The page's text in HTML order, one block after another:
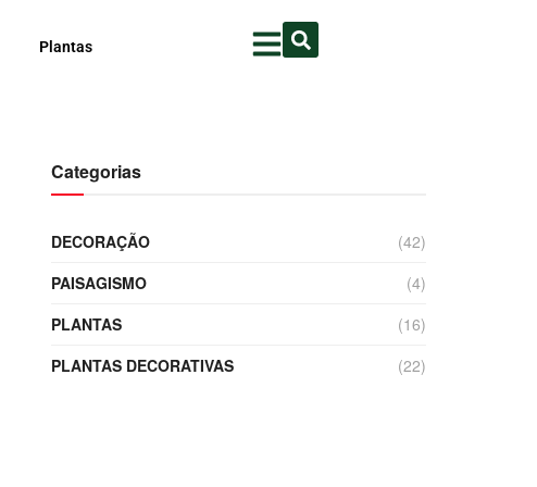
Plantas
Categorias
DECORAÇÃO
(42)
PAISAGISMO
(4)
PLANTAS
(16)
PLANTAS DECORATIVAS
(22)